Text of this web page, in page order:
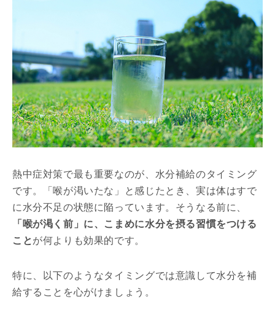
熱中症対策で最も重要なのが、水分補給のタイミング
です。「喉が渇いたな」と感じたとき、実は体はすで
に水分不足の状態に陥っています。そうなる前に、
「喉が渇く前」に、こまめに水分を摂る習慣をつける
ことが何よりも効果的です。
特に、以下のようなタイミングでは意識して水分を補
給することを心がけましょう。